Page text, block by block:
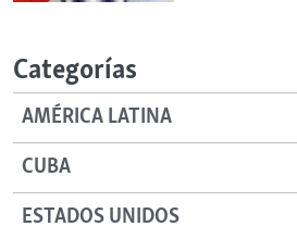
Categorías
AMÉRICA LATINA
CUBA
ESTADOS UNIDOS